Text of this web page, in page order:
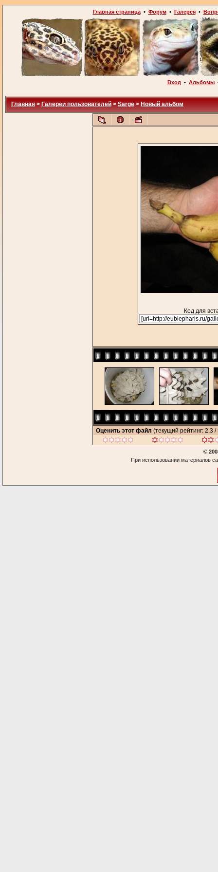
Главная страница• Форум• Галерея•
Вход • Альбомы
Главная > Галереи пользователей > Sarge > Новый альбом
Код для
Оценить этот файл (текущий рейтинг: 2.3 /
©
При использовании материалов